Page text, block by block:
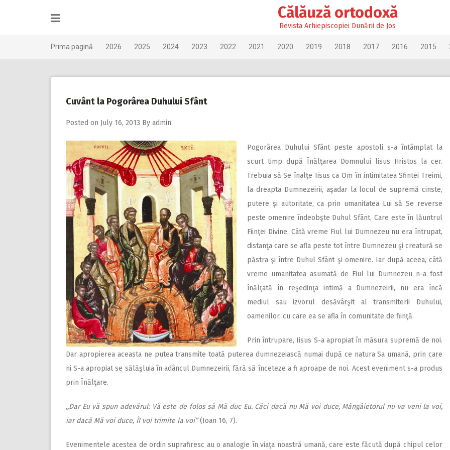
Călăuză ortodoxă
Revista Arhiepiscopiei Dunării de Jos
Prima pagină 2026 2025 2024 2023 2022 2021 2020 2019 2018 2017 2016 2015
Cuvânt la Pogorârea Duhului Sfânt
Posted on July 16, 2013 By admin
Pogorârea Duhului Sfânt peste apostoli s-a întâmplat la
scurt timp după Înălţarea Domnului lisus Hristos la cer.
Trebuia să Se înalţe Iisus ca Om în intimitatea Sfintei Treimi,
la dreapta Dumnezeirii, aşadar la locul de supremă cinste,
putere şi autoritate, ca prin umanitatea Lui să Se reverse
peste omenire îndeobşte Duhul Sfânt, Care este în lăuntrul
Fiinţei Divine. Câtă vreme Fiul lui Dumnezeu nu era întrupat,
distanţa care se afla peste tot între Dumnezeu şi creatură se
păstra şi între Duhul Sfânt şi omenire. Iar după aceea, câtă
vreme umanitatea asumată de Fiul lui Dumnezeu n-a fost
înălţată în reşedinţa intimă a Dumnezeirii, nu era încă
mediul sau izvorul desăvârşit al transmiterii Duhului,
oamenilor, cu care ea se afla în comunitate de fiinţă.
Prin întrupare, Iisus S-a apropiat în măsura supremă de noi.
Dar apropierea aceasta ne putea transmite toată puterea dumnezeiască numai după ce natura Sa umană, prin care
ni S-a apropiat se sălăşluia în adâncul Dumnezeirii, fără să înceteze a fi aproape de noi. Acest eveniment s-a produs
prin Înălţare.
,,Dar Eu vă spun adevărul: Vă este de folos să Mă duc Eu. Căci dacă nu Mă voi duce, Mângâietorul nu va veni la voi,
iar dacă Mă voi duce, ÎI voi trimite la voi”(Ioan 16, 7).
Evenimentele acestea de ordin suprafiresc au o analogie în viaţa noastră umană, care este făcută după chipul celor